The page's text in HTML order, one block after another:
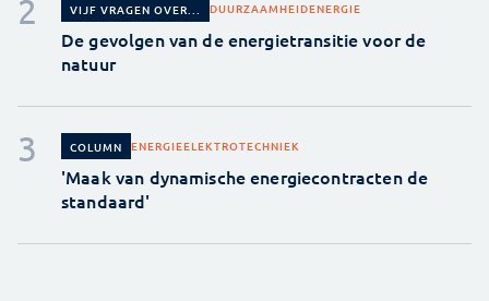
VIJF VRAGEN OVER... DUURZAAMHEIDENERGIE
De gevolgen van de energietransitie voor de
natuur
COLUMN ENERGIEELEKTROTECHNIEK
'Maak van dynamische energiecontracten de
standaard'